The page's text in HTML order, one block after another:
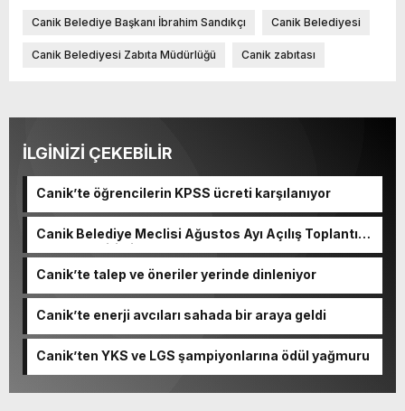
Canik Belediye Başkanı İbrahim Sandıkçı Canik Belediyesi
Canik Belediyesi Zabıta Müdürlüğü Canik zabıtası
İLGİNİZİ ÇEKEBİLİR
Canik’te öğrencilerin KPSS ücreti karşılanıyor
Canik Belediye Meclisi Ağustos Ayı Açılış Toplantısı
gerçekleştirildi
Canik’te talep ve öneriler yerinde dinleniyor
Canik’te enerji avcıları sahada bir araya geldi
Canik’ten YKS ve LGS şampiyonlarına ödül yağmuru